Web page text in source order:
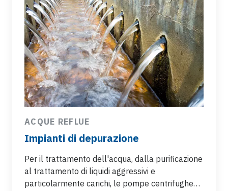
ACQUE REFLUE
Impianti di depurazione
Per il trattamento dell'acqua, dalla purificazione
al trattamento di liquidi aggressivi e
particolarmente carichi, le pompe centrifughe